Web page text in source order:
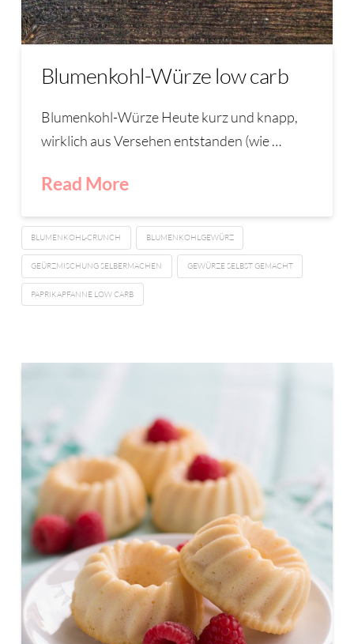
Blumenkohl-Würze low carb
Blumenkohl-Würze Heute kurz und knapp,
wirklich aus Versehen entstanden (wie …
Read More
BLUMENKOHL-CRUNCH BLUMENKOHLGEWÜRZ
GEÜRZMISCHUNG SELBERMACHEN GEWÜRZE SELBST GEMACHT
PAPRIKAPFANNE LOW CARB